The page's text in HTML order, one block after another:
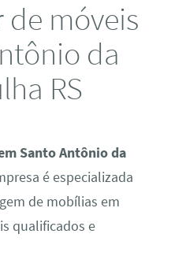
móveis
da
RS
Santo Antônio da
é especializada
de mobílias em
qualificados e